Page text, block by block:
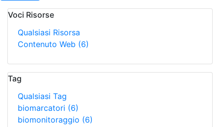
Voci Risorse
Qualsiasi Risorsa
Contenuto Web (6)
Tag
Qualsiasi Tag
biomarcatori (6)
biomonitoraggio (6)